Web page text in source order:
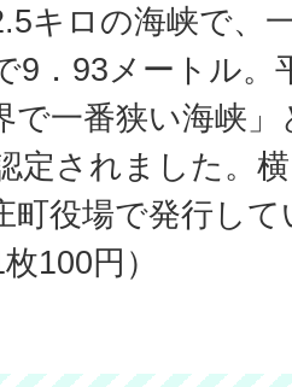
キロの海峡で、
9．93メートル。
で一番狭い海峡」
定されました。横
町役場で発行し
100円）